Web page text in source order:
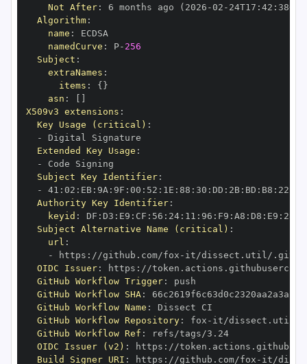
Not After: 6 months ago (2026 -02 - 24T17 : 42 : 38+00
Algorithm:
name :
namedCurve : P- 256
Subject :
extraNames :
items : { }
asn :
X509v3 extensions :
Key Usage (critical) :
-
Extended Key Usage :
-
Subject Key Identifier:
-
41 : 02 : EB: 9A : 9F : 00 : 52 : 1E : 88 : 30 : DD : 2B: BD : B8 : 22
Authority Key Identifier:
keyid : DF : D3 : E9 : CF : 56 : 24: 11 : 96 : F9 : A8 : D8 : E9 : 28
Subject Alternative Name (critical) :
url :
-
https : //github.com/fox - it/dissect.util/
OIDC Issuer: https :
GitHub Workflow Trigger:
GitHub Workflow SHA:
GitHub Workflow Name :
GitHub Workflow Repository: fox -
GitHub Workflow Ref :
refs/tags/3.24
OIDC Issuer (v2) : https :
Build Signer URI : https : //github.com/fox - it/